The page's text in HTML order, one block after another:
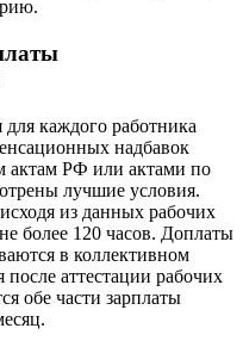
для каждого работника
надбавок
актам РФ или актами по
лучшие условия.
из данных рабочих
более 120 часов. Доплаты
в коллективном
аттестации рабочих
обе части зарплаты